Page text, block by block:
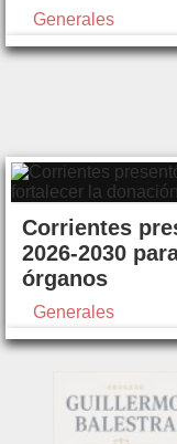
Generales
Corrientes
2026-2030
órganos
Generales